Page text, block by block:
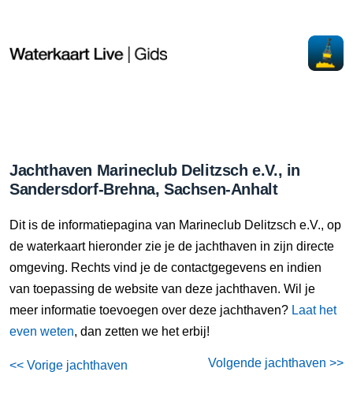
Jachthaven Marineclub Delitzsch e.V., in
Sandersdorf-Brehna, Sachsen-Anhalt
Dit is de informatiepagina van Marineclub Delitzsch e.V., op
de waterkaart hieronder zie je de jachthaven in zijn directe
omgeving. Rechts vind je de contactgegevens en indien
van toepassing de website van deze jachthaven. Wil je
meer informatie toevoegen over deze jachthaven? Laat het
even weten, dan zetten we het erbij!
<< Vorige jachthaven Volgende jachthaven >>